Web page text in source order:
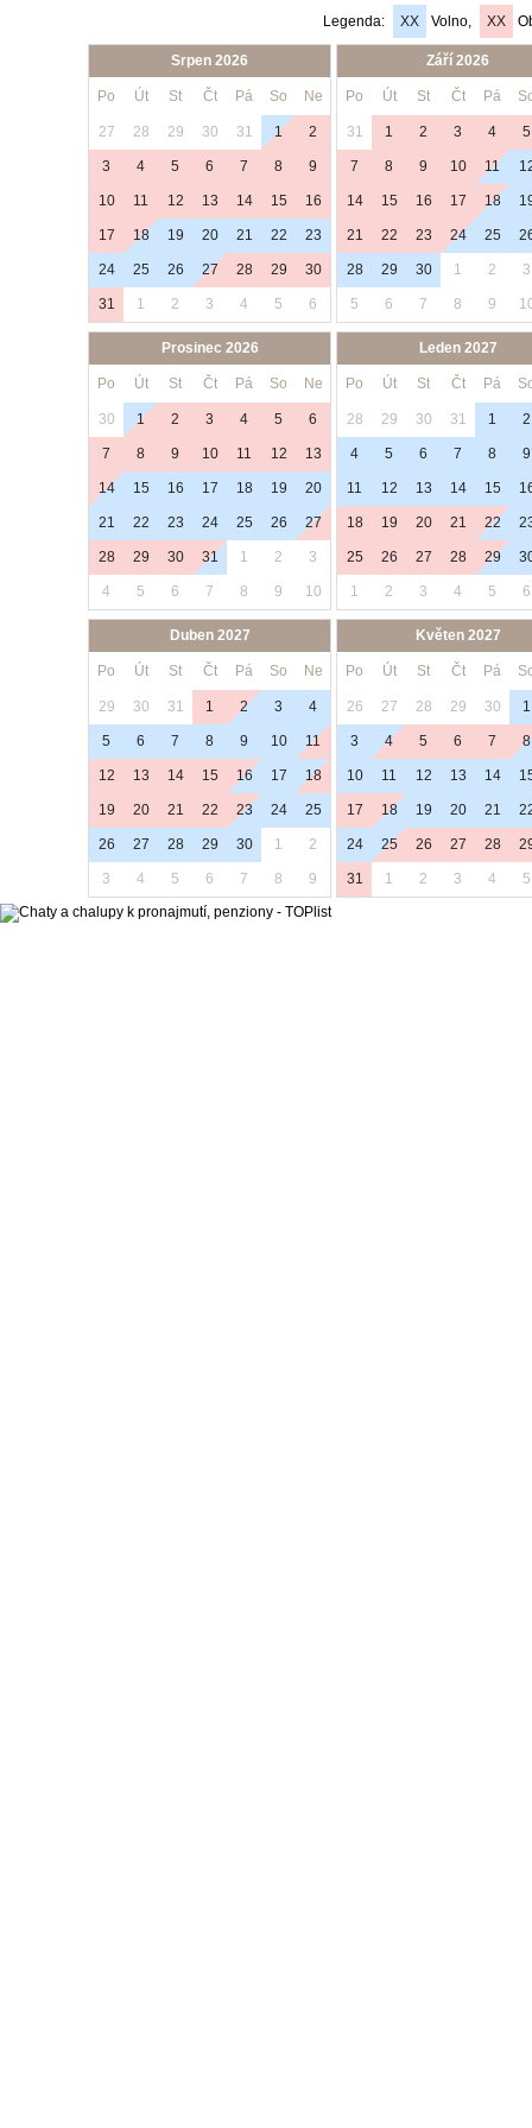
Legenda: XX Volno, XX
Srpen 2026
Po Út St Čt Pá So Ne
27 28 29 30 31 1 2
3 4 5 6 7 8 9
10 11 12 13 14 15 16
17 18 19 20 21 22 23
24 25 26 27 28 29 30
31 1 2 3 4 5 6
Září 2026
Po Út St Čt Pá
31 1 2 3 4 5
7 8 9 10 11
14 15 16 17 18
21 22 23 24 25
28 29 30 1 2 3
5 6 7 8 9
Prosinec 2026
Po Út St Čt Pá So Ne
30 1 2 3 4 5 6
7 8 9 10 11 12 13
14 15 16 17 18 19 20
21 22 23 24 25 26 27
28 29 30 31 1 2 3
4 5 6 7 8 9 10
Leden 2027
Po Út St Čt Pá
28 29 30 31 1 2
4 5 6 7 8 9
11 12 13 14 15
18 19 20 21 22
25 26 27 28 29
1 2 3 4 5 6
Duben 2027
Po Út St Čt Pá So Ne
29 30 31 1 2 3 4
5 6 7 8 9 10 11
12 13 14 15 16 17 18
19 20 21 22 23 24 25
26 27 28 29 30 1 2
3 4 5 6 7 8 9
Květen 2027
Po Út St Čt Pá
26 27 28 29 30 1
3 4 5 6 7 8
10 11 12 13 14
17 18 19 20 21
24 25 26 27 28
31 1 2 3 4 5